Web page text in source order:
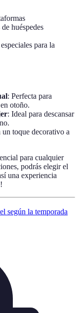
huéspedes
para la
: Perfecta para
otoño.
: Ideal para descansar
un toque decorativo a
para cualquier
podrás elegir el
una experiencia
según la temporada